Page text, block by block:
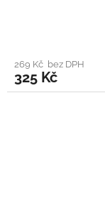
269 Kč bez DPH
325 Kč